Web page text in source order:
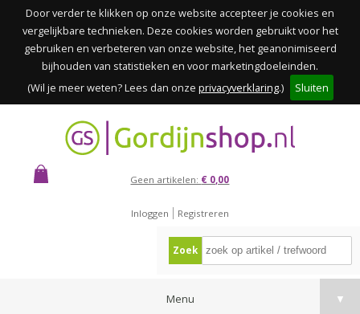
Door verder te klikken op onze website accepteer je cookies en
vergelijkbare technieken. Deze cookies worden gebruikt voor het
gebruiken en verbeteren van onze website, het geanonimiseerd
bijhouden van statistieken en voor marketingdoeleinden.
(Wil je meer weten? Lees dan onze privacyverklaring.) Sluiten
Geen artikelen: € 0,00
Inloggen Registreren
Zoek
Menu ▼